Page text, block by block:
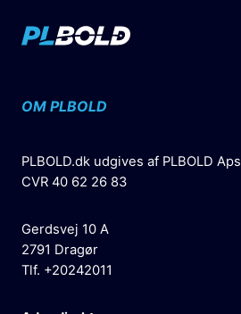
OM PLBOLD
PLBOLD.dk udgives af PLBOLD Aps
CVR 40 62 26 83
Gerdsvej 10 A
2791 Dragør
Tlf. +20242011